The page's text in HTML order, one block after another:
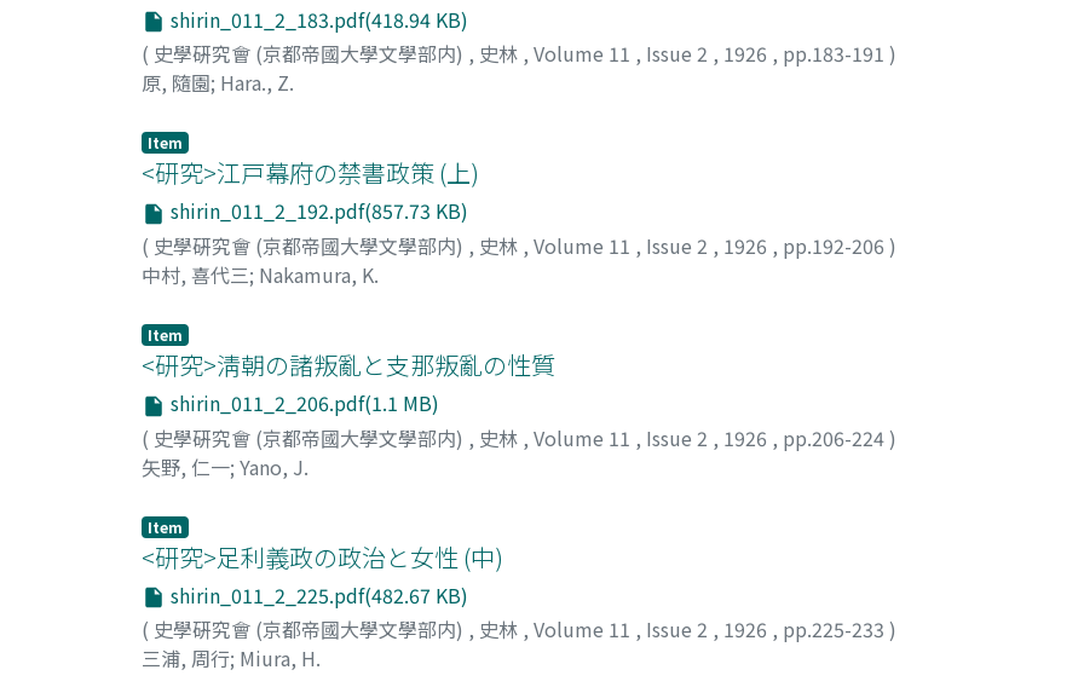
shirin_011_2_183.pdf(418.94 KB)
( 史學硏究會 (京都帝國大學文學部内) , 史林 , Volume 11 , Issue 2 , 1926 , pp.183-191 )
原, 隨園; Hara., Z.
Item
<研究>江戸幕府の禁書政策 (上)
shirin_011_2_192.pdf(857.73 KB)
( 史學硏究會 (京都帝國大學文學部内) , 史林 , Volume 11 , Issue 2 , 1926 , pp.192-206 )
中村, 喜代三; Nakamura, K.
Item
<研究>淸朝の諸叛亂と支那叛亂の性質
shirin_011_2_206.pdf(1.1 MB)
( 史學硏究會 (京都帝國大學文學部内) , 史林 , Volume 11 , Issue 2 , 1926 , pp.206-224)
矢野, 仁一; Yano, J.
Item
<研究>足利義政の政治と女性 (中)
shirin_011_2_225.pdf(482.67 KB)
( 史學硏究會 (京都帝國大學文學部内) , 史林 , Volume 11 , Issue 2 , 1926 , pp.225-233 )
三浦, 周行; Miura, H.